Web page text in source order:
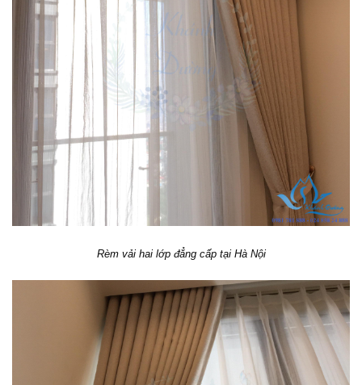
Rèm vải hai lớp đẳng cấp tại Hà Nội